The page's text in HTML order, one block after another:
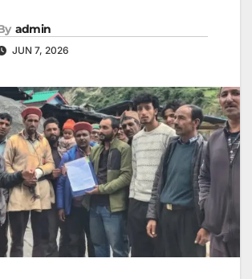
admin
JUN 7, 2026